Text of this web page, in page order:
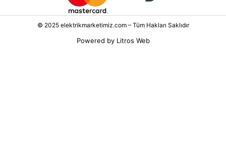
© 2025 elektrikmarketimiz.com – Tüm Hakları Saklıdır
Powered by Litros Web